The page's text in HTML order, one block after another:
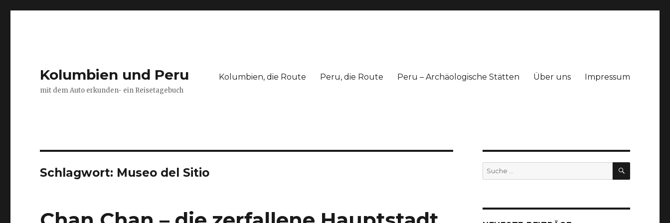
Kolumbien und Peru
mit dem Auto erkunden- ein Reisetagebuch
Kolumbien, die Route Peru, die Route Peru – Archäologische Stätten Über uns Impressum
Schlagwort: Museo del Sitio
Suche
nach:
SUCHEN